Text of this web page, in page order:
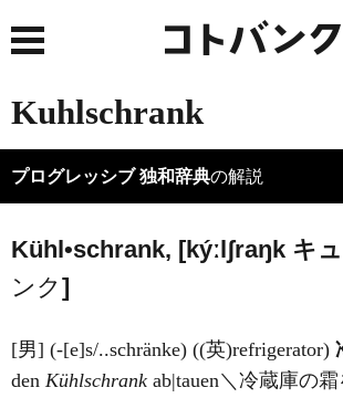
Kuhlschrank
プログレッシブ 独和辞典の解説
Kühl•schrank, [kýːlʃraŋk キュ
ンク ]
[男] (-[e]s/..schränke) ((英)refrigerator)
den Kühlschrank ab|tauen＼冷蔵庫の